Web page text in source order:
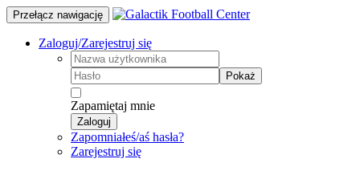
Przełącz nawigację
Zaloguj/Zarejestruj się
Pokaż
Zapamiętaj mnie
Zaloguj
Zapomniałeś/aś hasła?
Zarejestruj się